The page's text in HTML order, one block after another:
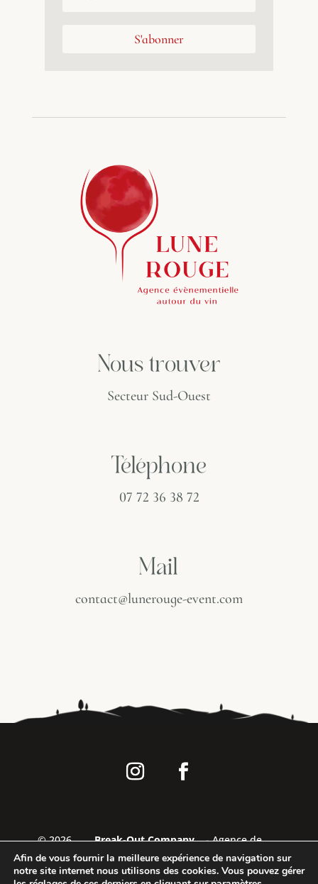
S'abonner
Nous trouver
Secteur Sud-Ouest
Téléphone
07 72 36 38 72
Mail
contact@lunerouge-event.com
©2026Break-Out Company- Agence de
communication
Afin de vous fournir la meilleure expérience de navigation sur
notre site internet nous utilisons des cookies. Vous pouvez gérer